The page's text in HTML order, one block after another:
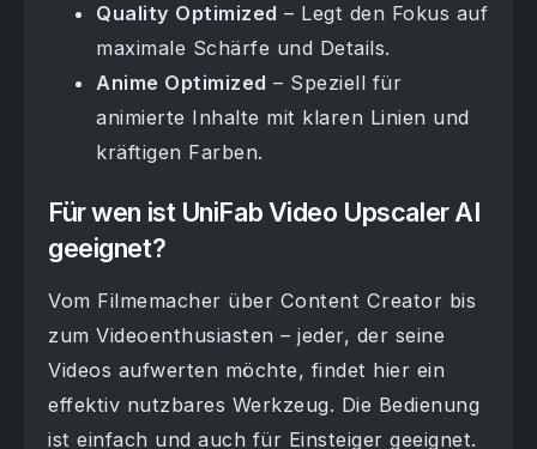
Quality Optimized – Legt den Fokus auf
maximale Schärfe und Details.
Anime Optimized – Speziell für
animierte Inhalte mit klaren Linien und
kräftigen Farben.
Für wen ist UniFab Video Upscaler AI
geeignet?
Vom Filmemacher über Content Creator bis
zum Videoenthusiasten – jeder, der seine
Videos aufwerten möchte, findet hier ein
effektiv nutzbares Werkzeug. Die Bedienung
ist einfach und auch für Einsteiger geeignet.